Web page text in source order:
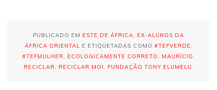
PUBLICADO EM ESTE DE ÁFRICA, EX-ALUNOS DA
ÁFRICA ORIENTAL E ETIQUETADAS COMO #TEFVERDE ,
#TEFMULHER, ECOLOGICAMENTE CORRETO , MAURÍCIO ,
RECICLAR, RECICLAR MOI , FUNDAÇÃO TONY ELUMELU .